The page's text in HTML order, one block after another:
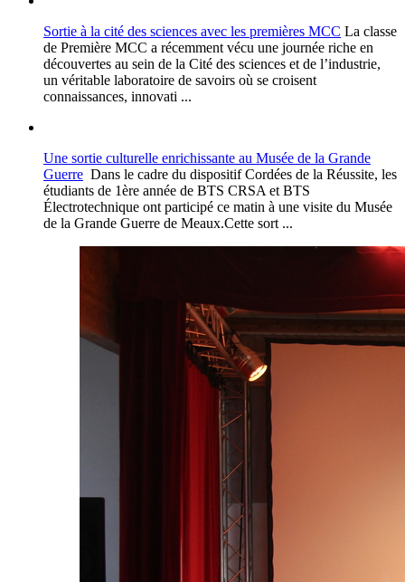
Sortie à la cité des sciences avec les premières MCC La classe
de Première MCC a récemment vécu une journée riche en
découvertes au sein de la Cité des sciences et de l’industrie,
un véritable laboratoire de savoirs où se croisent
connaissances, innovati ...
Une sortie culturelle enrichissante au Musée de la Grande
Guerre Dans le cadre du dispositif Cordées de la Réussite, les
étudiants de 1ère année de BTS CRSA et BTS
Électrotechnique ont participé ce matin à une visite du Musée
de la Grande Guerre de Meaux.Cette sort ...